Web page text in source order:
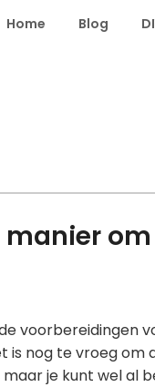
Home Blog
manier
voorbereidingen
is nog te vroeg
je kunt wel al